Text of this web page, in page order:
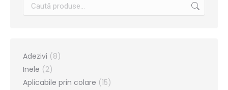
Adezivi (8)
Inele (2)
Aplicabile prin colare (15)